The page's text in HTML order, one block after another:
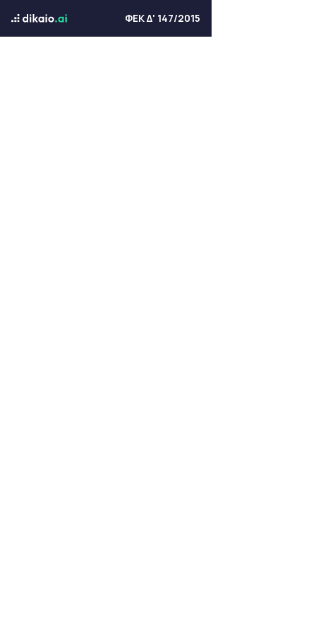
ΦΕΚ Δ' 147/2015